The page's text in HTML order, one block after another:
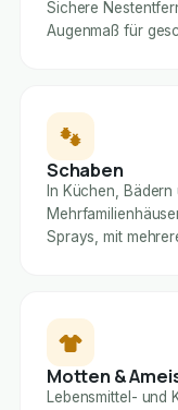
Sichere
Augenmaß für
Schaben
In Küchen,
Sprays, mit
Motten &
Lebensmittel- und